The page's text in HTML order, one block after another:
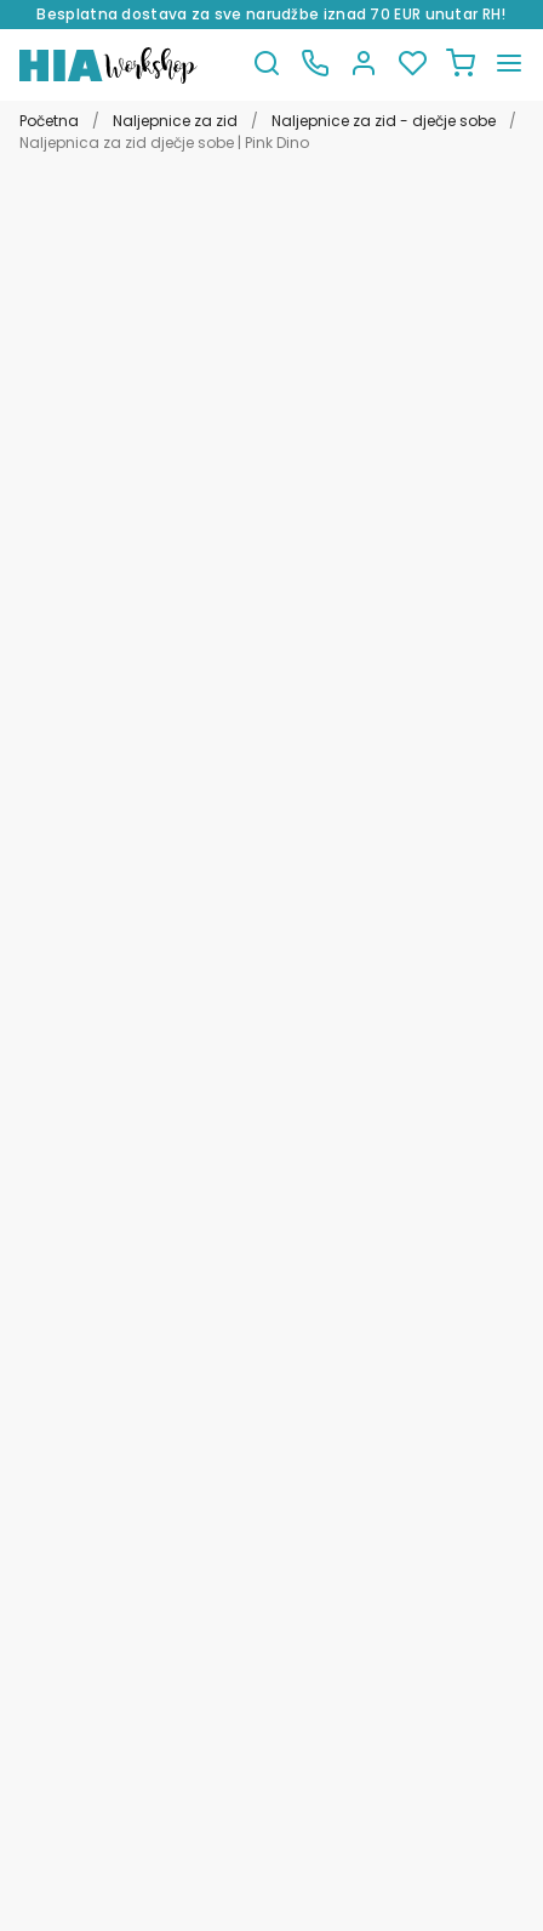
Besplatna dostava za sve narudžbe iznad 70 EUR unutar RH!
na
navigaciju
do
sadržaja
Početna / Naljepnice za zid / Naljepnice za zid - dječje sobe
/
Naljepnica za zid dječje sobe | Pink Dino